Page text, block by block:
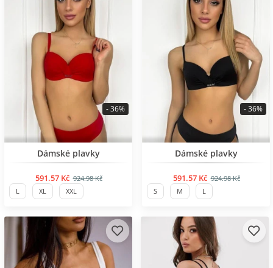
BESTSELLER
Dámské plavky
591.57 Kč 924.98 Kč
- 36%
L XL XXL
BESTSELLER
Dámské plavky
591.57 Kč 924.98 Kč
- 36%
S M L